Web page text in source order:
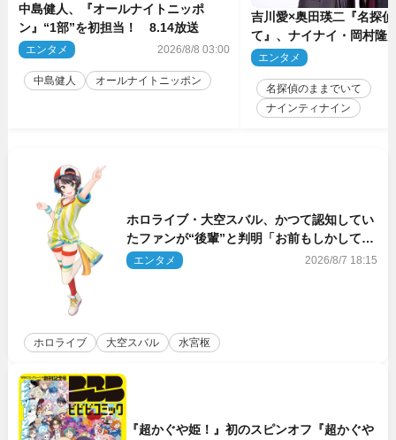
中島健人、『オールナイトニッポ
ン』“1部”を初担当！ 8.14放送
エンタメ 2026/8/8 03:00
中島健人 オールナイトニッポン
吉川愛×奥田瑛二『名探
て』、ナイナイ・岡村隆
のゲスト出演が決定！
エンタメ
名探偵のままでいて
ナインティナイン
ホロライブ・大空スバル、かつて認知してい
たファンが“後輩”と判明「お前もしかしてあ
のときの？」
エンタメ 2026/8/7 18:15
ホロライブ 大空スバル 水宮枢
『超かぐや姫！』初のスピンオフ『超かぐや